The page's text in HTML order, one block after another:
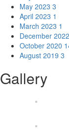
May 2023 3
April 2023 1
March 2023 1
December 2022
October 2020
August 2019 3
Gallery